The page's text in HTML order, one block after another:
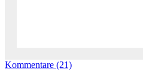
Kommentare (21)